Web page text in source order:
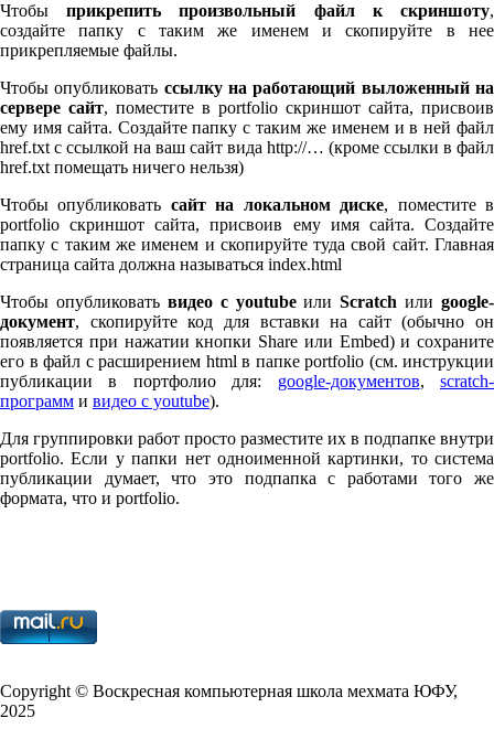
Чтобыприкрепить произвольный файл к скриншоту,
создайте папку с таким же именем и скопируйте в нее
прикрепляемые файлы.
Чтобы опубликовать ссылку на работающий выложенный на
сервере сайт, поместите в port­fo­lio скриншот сайта, присвоив
ему имя сайта. Создайте папку с таким же именем и в ней файл
href.txt с ссылкой на ваш сайт вида http://… (кроме ссылки в файл
href.txt помещать ничего нельзя)
Чтобы опубликовать сайт на локальном диске, поместите в
port­fo­lio скриншот сайта, присвоив ему имя сайта. Создайте
папку с таким же именем и скопируйте туда свой сайт. Главная
страница сайта должна называться index.html
Чтобы опубликовать видео с youtubeилиScratch или google-
документ, скопируйте код для вставки на сайт (обычно он
появляется при нажатии кнопки Share или Embed) и сохраните
его в файл с расширением html в папке port­fo­lio (см. инструкции
публикации в портфолио для: google-документов,scratch-
программ и видео с youtube).
Для группировки работ просто разместите их в подпапке внутри
port­fo­lio. Если у папки нет одноименной картинки, то система
публикации думает, что это подпапка с работами того же
формата, что и port­fo­lio.
Copy­right © Воскресная компьютерная школа мехмата ЮФУ,
2025